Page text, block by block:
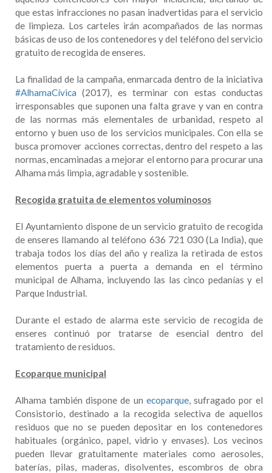
que estas infracciones no pasan inadvertidas para el servicio
de limpieza. Los carteles irán acompañados de las normas
básicas de uso de los contenedores y del teléfono del servicio
gratuito de recogida de enseres.
La finalidad de la campaña, enmarcada dentro de la iniciativa
#AlhamaCívica (2017), es terminar con estas conductas
irresponsables que suponen una falta grave y van en contra
de las normas más elementales de urbanidad, respeto al
entorno y buen uso de los servicios municipales. Con ella se
busca promover acciones correctas, dentro del respeto a las
normas, encaminadas a mejorar el entorno para procurar una
Alhama más limpia, agradable y sostenible.
Recogida gratuita de elementos voluminosos
El Ayuntamiento dispone de un servicio gratuito de recogida
de enseres llamando al teléfono 636 721 030 (La India), que
trabaja todos los días del año y realiza la retirada de estos
elementos puerta a puerta a demanda en el término
municipal de Alhama, incluyendo las las cinco pedanías y el
Parque Industrial.
Durante el estado de alarma este servicio de recogida de
enseres continuó por tratarse de esencial dentro del
tratamiento de residuos.
Ecoparque municipal
Alhama también dispone de un ecoparque, sufragado por el
Consistorio, destinado a la recogida selectiva de aquellos
residuos que no se pueden depositar en los contenedores
habituales (orgánico, papel, vidrio y envases). Los vecinos
pueden llevar gratuitamente materiales como aerosoles,
baterías, pilas, maderas, disolventes, escombros de obra